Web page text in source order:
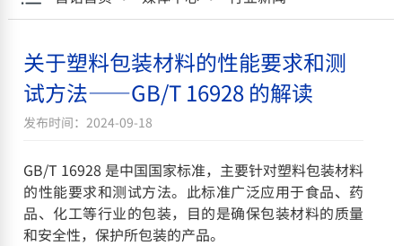
关于塑料包装材料的性能要求和测
试方法——GB/T 16928 的解读
发布时间：2024-09-18
GB/T 16928 是中国国家标准，主要针对塑料包装材料
的性能要求和测试方法。此标准广泛应用于食品、药
品、化工等行业的包装，目的是确保包装材料的质量
和安全性，保护所包装的产品。